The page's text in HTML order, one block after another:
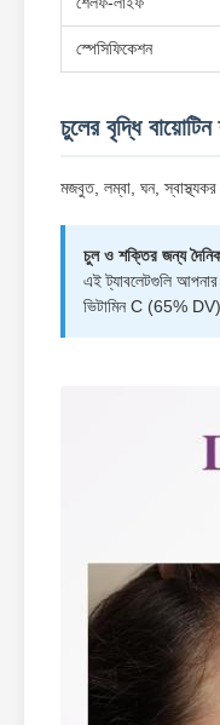
স্পেসিফিকেশন
চুলের বৃদ্ধি
মজবুত, লম্বা, ঘন,
চুল ও শক্তির জন্য
এই ট্যাবলেটগুলি
ভিটামিন C (65% DV)